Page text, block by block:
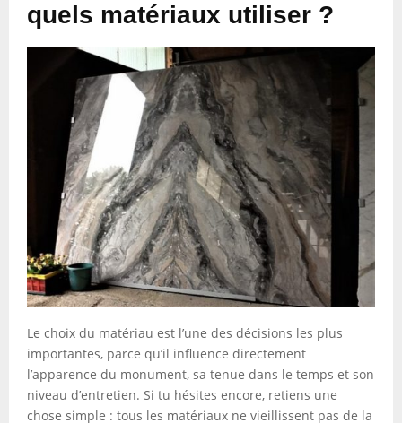
quels matériaux utiliser ?
Le choix du matériau est l’une des décisions les plus
importantes, parce qu’il influence directement
l’apparence du monument, sa tenue dans le temps et son
niveau d’entretien. Si tu hésites encore, retiens une
chose simple : tous les matériaux ne vieillissent pas de la